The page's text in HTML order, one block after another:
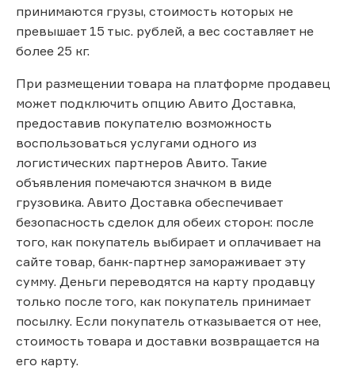
принимаются грузы, стоимость которых не
превышает 15 тыс. рублей, а вес составляет не
более 25 кг.
При размещении товара на платформе продавец
может подключить опцию Авито Доставка,
предоставив покупателю возможность
воспользоваться услугами одного из
логистических партнеров Авито. Такие
объявления помечаются значком в виде
грузовика. Авито Доставка обеспечивает
безопасность сделок для обеих сторон: после
того, как покупатель выбирает и оплачивает на
сайте товар, банк-партнер замораживает эту
сумму. Деньги переводятся на карту продавцу
только после того, как покупатель принимает
посылку. Если покупатель отказывается от нее,
стоимость товара и доставки возвращается на
его карту.